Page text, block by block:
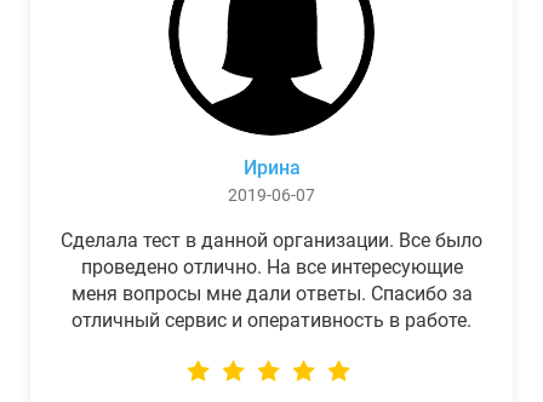
Ирина
2019-06-07
Сделала тест в данной организации. Все было
проведено отлично. На все интересующие
меня вопросы мне дали ответы. Спасибо за
отличный сервис и оперативность в работе.